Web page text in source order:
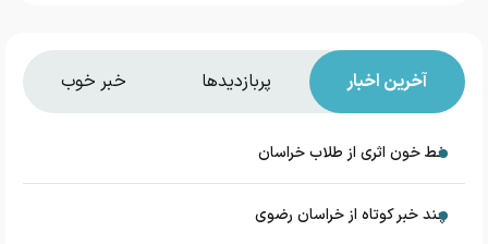
آخرین اخبار پربازدیدها خبر خوب
خط خون اثری از طلاب خراسان
چند خبر کوتاه از خراسان رضوی